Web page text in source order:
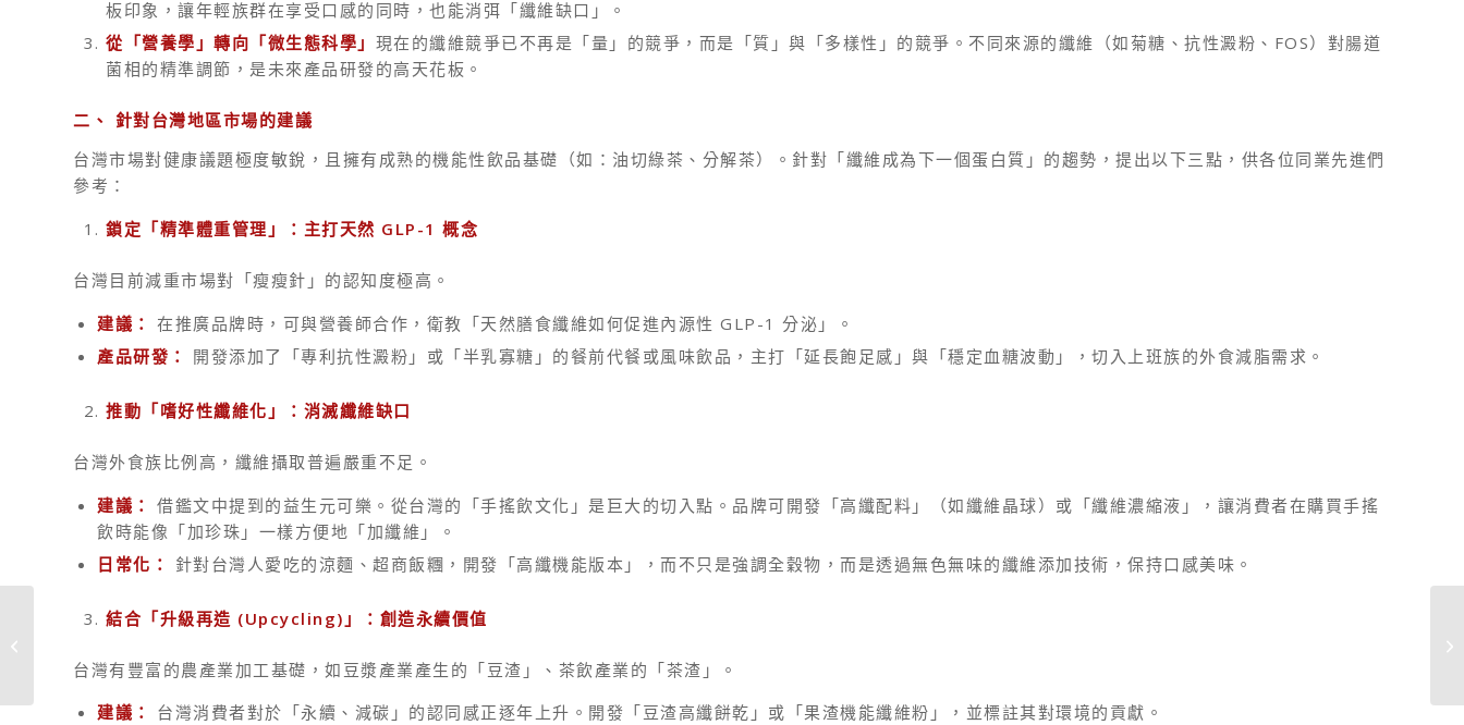
板印象，讓年輕族群在享受口感的同時，也能消弭「纖維缺口」。
從「營養學」轉向「微生態科學」 現在的纖維競爭已不再是「量」的競爭，而是「質」與「多樣性」的競爭。不同來源的纖維（如菊糖、抗性澱粉、FOS）對腸道
菌相的精準調節，是未來產品研發的高天花板。
二、 針對台灣地區市場的建議
台灣市場對健康議題極度敏銳，且擁有成熟的機能性飲品基礎（如：油切綠茶、分解茶）。針對「纖維成為下一個蛋白質」的趨勢，提出以下三點，供各位同業先進們
參考：
鎖定「精準體重管理」：主打天然 GLP-1 概念
台灣目前減重市場對「瘦瘦針」的認知度極高。
建議： 在推廣品牌時，可與營養師合作，衛教「天然膳食纖維如何促進內源性 GLP-1 分泌」。
產品研發：
開發添加了「專利抗性澱粉」或「半乳寡糖」的餐前代餐或風味飲品，主打「延長飽足感」與「穩定血糖波動」，切入上班族的外食減脂需求。
推動「嗜好性纖維化」：消滅纖維缺口
台灣外食族比例高，纖維攝取普遍嚴重不足。
建議： 借鑑文中提到的益生元可樂。從台灣的「手搖飲文化」是巨大的切入點。品牌可開發「高纖配料」（如纖維晶球）或「纖維濃縮液」，讓消費者在購買手搖
飲時能像「加珍珠」一樣方便地「加纖維」。
日常化：
針對台灣人愛吃的涼麵、超商飯糰，開發「高纖機能版本」，而不只是強調全穀物，而是透過無色無味的纖維添加技術，保持口感美味。
結合「升級再造 (Upcycling) 」：創造永續價值
台灣有豐富的農產業加工基礎，如豆漿產業產生的「豆渣」、茶飲產業的「茶渣」。
建議：
台灣消費者對於「永續、減碳」的認同感正逐年上升。開發「豆渣高纖餅乾」或「果渣機能纖維粉」，並標註其對環境的貢獻。
發布訂定「新興食品
原則」